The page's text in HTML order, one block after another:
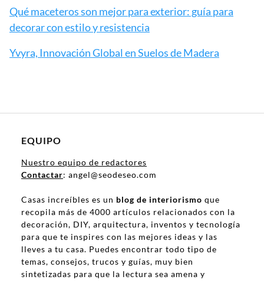
Qué maceteros son mejor para exterior: guía para
decorar con estilo y resistencia
Yvyra, Innovación Global en Suelos de Madera
EQUIPO
Nuestro equipo de redactores
Contactar: angel@seodeseo.com
Casas increíbles es un blog de interiorismo que
recopila más de 4000 artículos relacionados con la
decoración, DIY, arquitectura, inventos y tecnología
para que te inspires con las mejores ideas y las
lleves a tu casa. Puedes encontrar todo tipo de
temas, consejos, trucos y guías, muy bien
sintetizadas para que la lectura sea amena y